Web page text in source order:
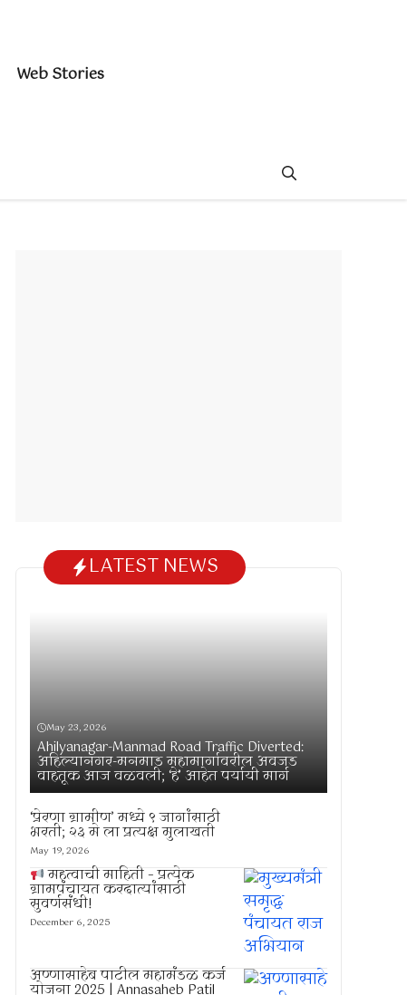
Web Stories
LATEST NEWS
May 23, 2026
Ahilyanagar-Manmad Road Traffic Diverted:
अहिल्यानगर-मनमाड महामार्गावरील अवजड
वाहतूक आज वळवली; ‘हे’ आहेत पर्यायी मार्ग
‘प्रेरणा ग्रामीण’ मध्ये ९ जागांसाठी
भरती; २३ मे ला प्रत्यक्ष मुलाखती
May 19, 2026
महत्वाची माहिती – प्रत्येक
ग्रामपंचायत करदात्यांसाठी
सुवर्णसंधी!
December 6, 2025
अण्णासाहेब पाटील महामंडळ कर्ज
योजना 2025 | Annasaheb Patil